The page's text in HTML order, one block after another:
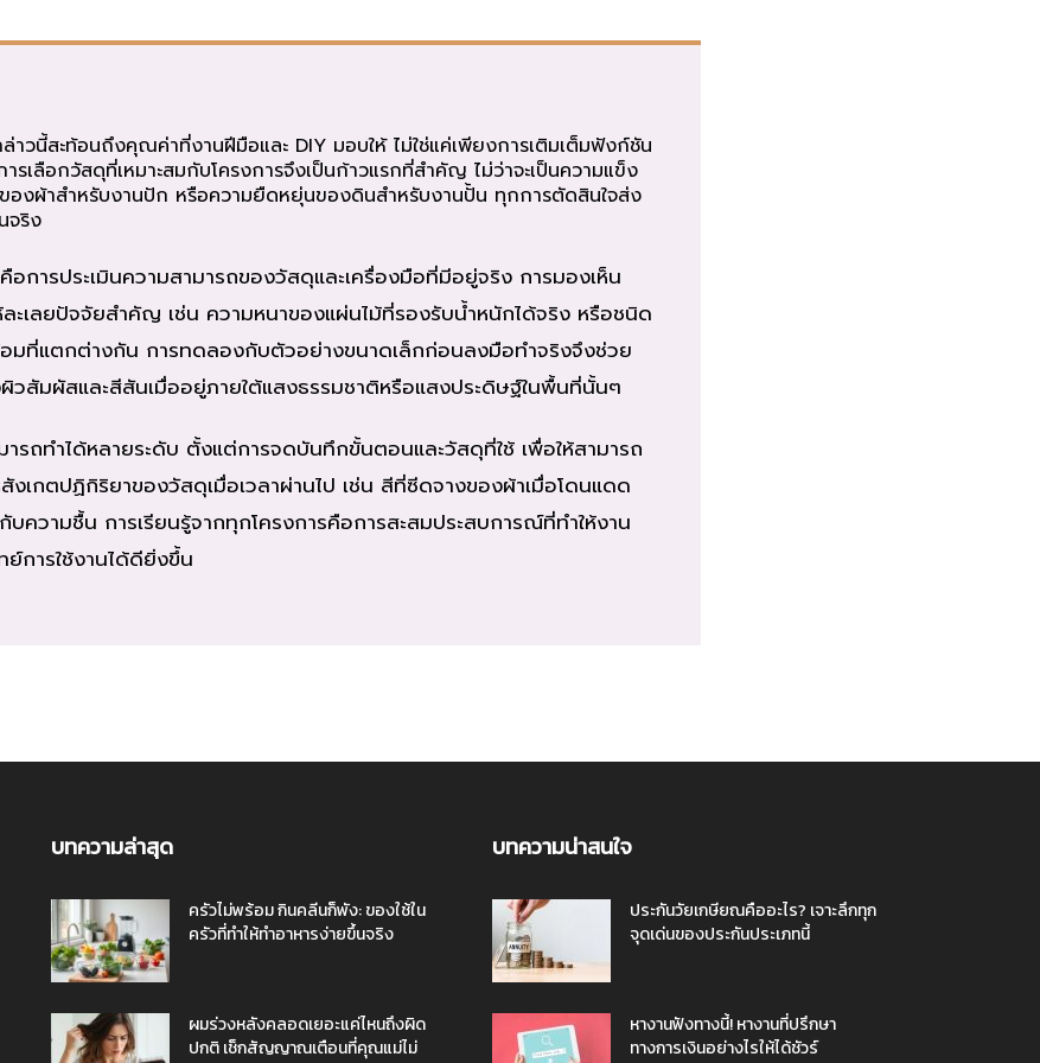
วนี้สะท้อนถึงคุณค่าที่งานฝีมือและ DIY มอบให้ ไม่ใช่แค่เพียงการเติมเต็มฟังก์ชัน
รเลือกวัสดุที่เหมาะสมกับโครงการจึงเป็นก้าวแรกที่สำคัญ ไม่ว่าจะเป็นความแข็ง
องผ้าสำหรับงานปัก หรือความยืดหยุ่นของดินสำหรับงานปั้น ทุกการตัดสินใจส่ง
จริง
การประเมินความสามารถของวัสดุและเครื่องมือที่มีอยู่จริง การมองเห็น
ละเลยปัจจัยสำคัญ เช่น ความหนาของแผ่นไม้ที่รองรับน้ำหนักได้จริง หรือชนิด
ที่แตกต่างกัน การทดลองกับตัวอย่างขนาดเล็กก่อนลงมือทำจริงจึงช่วย
วสัมผัสและสีสันเมื่ออยู่ภายใต้แสงธรรมชาติหรือแสงประดิษฐ์ในพื้นที่นั้นๆ
ถทำได้หลายระดับ ตั้งแต่การจดบันทึกขั้นตอนและวัสดุที่ใช้ เพื่อให้สามารถ
เกตปฏิกิริยาของวัสดุเมื่อเวลาผ่านไป เช่น สีที่ซีดจางของผ้าเมื่อโดนแดด
ความชื้น การเรียนรู้จากทุกโครงการคือการสะสมประสบการณ์ที่ทำให้งาน
การใช้งานได้ดียิ่งขึ้น
บทความล่าสุด
ครัวไม่พร้อม กินคลีนก็พัง: ของใช้ใน
ครัวที่ทำให้ทำอาหารง่ายขึ้นจริง
ผมร่วงหลังคลอดเยอะแค่ไหนถึงผิด
ปกติ เช็กสัญญาณเตือนที่คุณแม่ไม่
บทความน่าสนใจ
ประกันวัยเกษียณคืออะไร? เจาะลึกทุก
จุดเด่นของประกันประเภทนี้
หางานฟังทางนี้! หางานที่ปรึกษา
ทางการเงินอย่างไรให้ได้ชัวร์